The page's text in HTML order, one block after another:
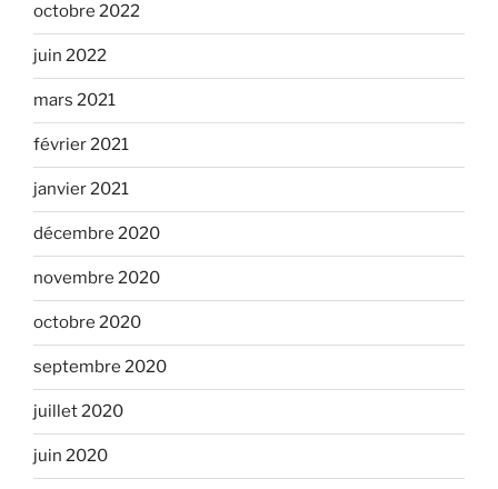
octobre 2022
juin 2022
mars 2021
février 2021
janvier 2021
décembre 2020
novembre 2020
octobre 2020
septembre 2020
juillet 2020
juin 2020